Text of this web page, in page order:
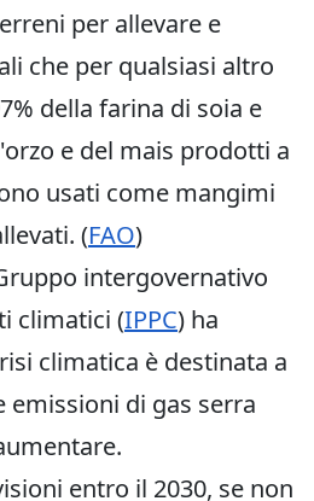
per allevare e
che per qualsiasi altro
della farina di soia e
e del mais prodotti a
usati come mangimi
(FAO)
intergovernativo
climatici (IPPC) ha
climatica è destinata a
emissioni di gas serra
entro il 2030, se non